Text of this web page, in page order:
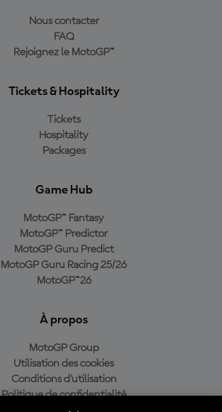
Nous contacter
FAQ
Rejoignez le MotoGP™
Tickets & Hospitality
Tickets
Hospitality
Packages
Game Hub
MotoGP™ Fantasy
MotoGP™ Predictor
MotoGP Guru Predict
MotoGP Guru Racing 25/26
MotoGP™26
À propos
MotoGP Group
Utilisation des cookies
Conditions d'utilisation
Politique de confidentialité